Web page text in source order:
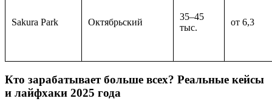
Sakura Park Октябрьский
35–45
тыс.
от 6,3
Кто зарабатывает больше всех? Реальные кейсы
и лайфхаки 2025 года